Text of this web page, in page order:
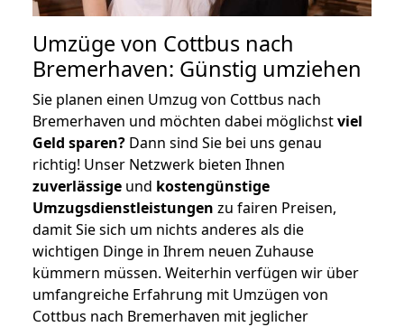
Umzüge von Cottbus nach
Bremerhaven: Günstig umziehen
Sie planen einen Umzug von Cottbus nach
Bremerhaven und möchten dabei möglichstviel
Geld sparen? Dann sind Sie bei uns genau
richtig! Unser Netzwerk bieten Ihnen
zuverlässige und kostengünstige
Umzugsdienstleistungen zu fairen Preisen,
damit Sie sich um nichts anderes als die
wichtigen Dinge in Ihrem neuen Zuhause
kümmern müssen. Weiterhin verfügen wir über
umfangreiche Erfahrung mit Umzügen von
Cottbus nach Bremerhaven mit jeglicher